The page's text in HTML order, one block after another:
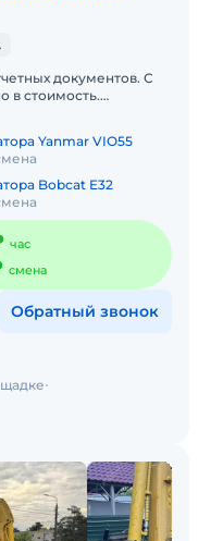
документов. С
в стоимость.
Yanmar VIO55
Bobcat E32
час
смена
Обратный звонок